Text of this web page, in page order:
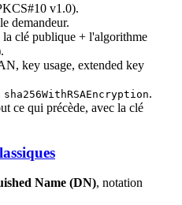
v1.0).
demandeur.
la clé publique + l'algorithme
key usage, extended key
sha256WithRSAEncryption.
ce qui précède, avec la clé
Name (DN), notation